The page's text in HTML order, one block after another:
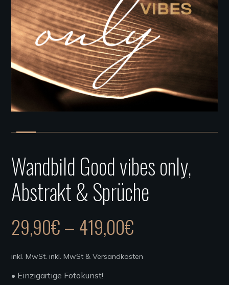
Wandbild Good vibes only,
Abstrakt & Sprüche
29,90€ – 419,00€
inkl. MwSt. inkl. MwSt & Versandkosten
• Einzigartige Fotokunst!